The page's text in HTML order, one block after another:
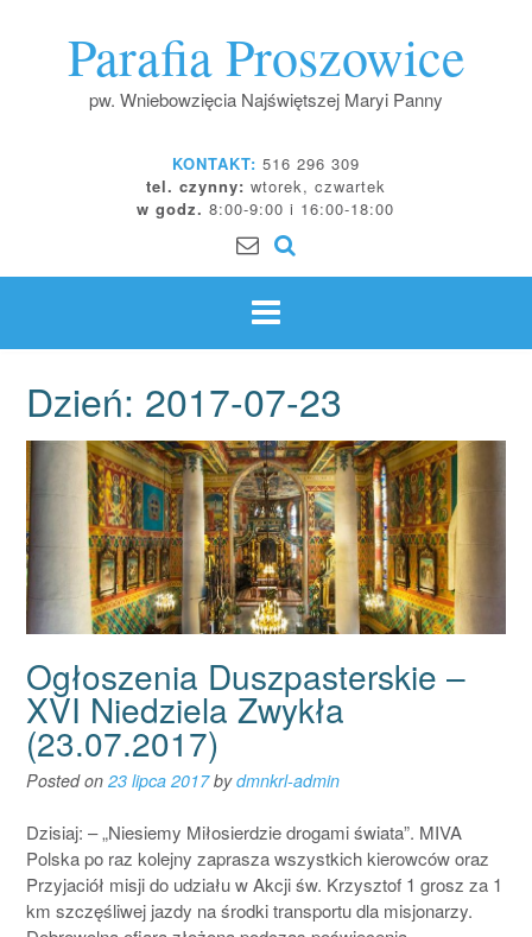
Parafia Proszowice
pw. Wniebowzięcia Najświętszej Maryi Panny
KONTAKT: 516 296 309
tel. czynny: wtorek, czwartek
w godz. 8:00-9:00 i 16:00-18:00
Dzień: 2017-07-23
Ogłoszenia Duszpasterskie –
XVI Niedziela Zwykła
(23.07.2017)
Posted on 23 lipca 2017bydmnkrl-admin
Dzisiaj: – „Niesiemy Miłosierdzie drogami świata”. MIVA
Polska po raz kolejny zaprasza wszystkich kierowców oraz
Przyjaciół misji do udziału w Akcji św. Krzysztof 1 grosz za 1
km szczęśliwej jazdy na środki transportu dla misjonarzy.